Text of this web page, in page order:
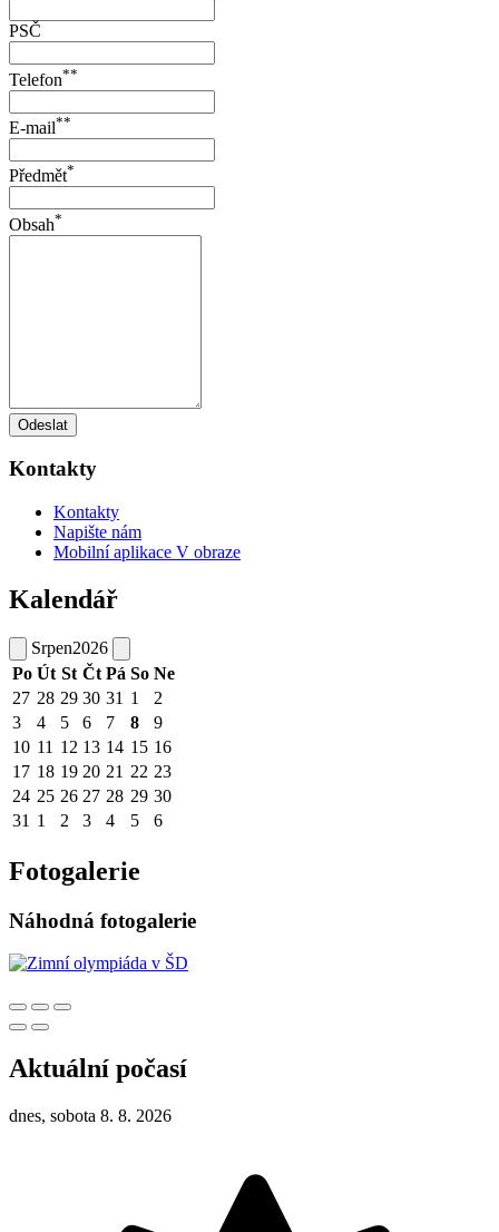
PSČ
Telefon**
E-mail**
Předmět*
Obsah*
Odeslat
Kontakty
Kontakty
Napište nám
Mobilní aplikace V obraze
Kalendář
Srpen2026
Po Út St Čt Pá So Ne
27 28 29 30 31 1
2
3
4 5 6 7 8
9
10 11 12 13 14 15 16
17 18 19 20 21 22 23
24 25 26 27 28 29 30
31 1 2 3 4 5 6
Fotogalerie
Náhodná fotogalerie
Aktuální počasí
dnes, sobota 8. 8. 2026